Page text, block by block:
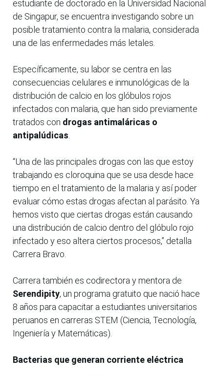
estudiante de doctorado en la Universidad Nacional
de Singapur, se encuentra investigando sobre un
posible tratamiento contra la malaria, considerada
una de las enfermedades más letales.
Específicamente, su labor se centra en las
consecuencias celulares e inmunológicas de la
distribución de calcio en los glóbulos rojos
infectados con malaria, que han sido previamente
tratados con drogas antimaláricas o
antipalúdicas.
“Una de las principales drogas con las que estoy
trabajando es cloroquina que se usa desde hace
tiempo en el tratamiento de la malaria y así poder
evaluar cómo estas drogas afectan al parásito. Ya
hemos visto que ciertas drogas están causando
una distribución de calcio dentro del glóbulo rojo
infectado y eso altera ciertos procesos,” detalla
Carrera Bravo.
Carrera también es codirectora y mentora de
Serendipity, un programa gratuito que nació hace
8 años para capacitar a estudiantes universitarios
peruanos en carreras STEM (Ciencia, Tecnología,
Ingeniería y Matemáticas).
Bacterias que generan corriente eléctrica